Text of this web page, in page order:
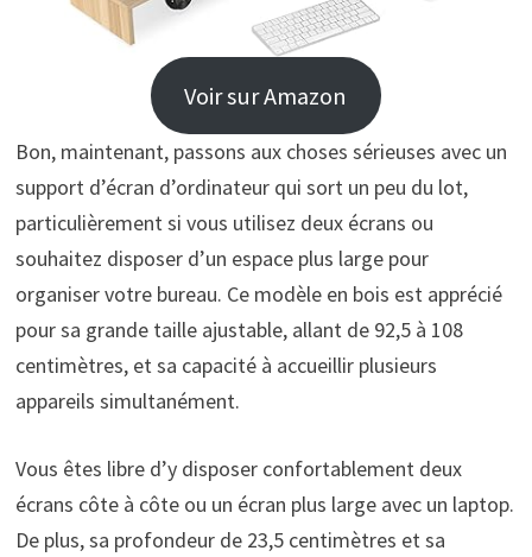
Voir sur Amazon
Bon, maintenant, passons aux choses sérieuses avec un
support d’écran d’ordinateur qui sort un peu du lot,
particulièrement si vous utilisez deux écrans ou
souhaitez disposer d’un espace plus large pour
organiser votre bureau. Ce modèle en bois est apprécié
pour sa grande taille ajustable, allant de 92,5 à 108
centimètres, et sa capacité à accueillir plusieurs
appareils simultanément.
Vous êtes libre d’y disposer confortablement deux
écrans côte à côte ou un écran plus large avec un laptop.
De plus, sa profondeur de 23,5 centimètres et sa